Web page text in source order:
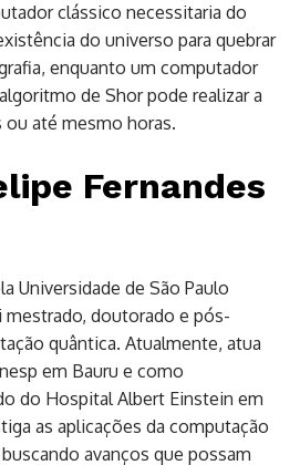
clássico necessitaria do
do universo para quebrar
enquanto um computador
de Shor pode realizar a
até mesmo horas.
Fernandes
Universidade de São Paulo
mestrado, doutorado e pós-
quântica. Atualmente, atua
em Bauru e como
do Hospital Albert Einstein em
as aplicações da computação
avanços que possam